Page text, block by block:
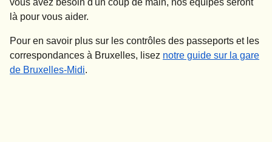
vous avez besoin d'un coup de main, nos équipes seront
là pour vous aider.
Pour en savoir plus sur les contrôles des passeports et les
correspondances à Bruxelles, lisez notre guide sur la gare
de Bruxelles-Midi.